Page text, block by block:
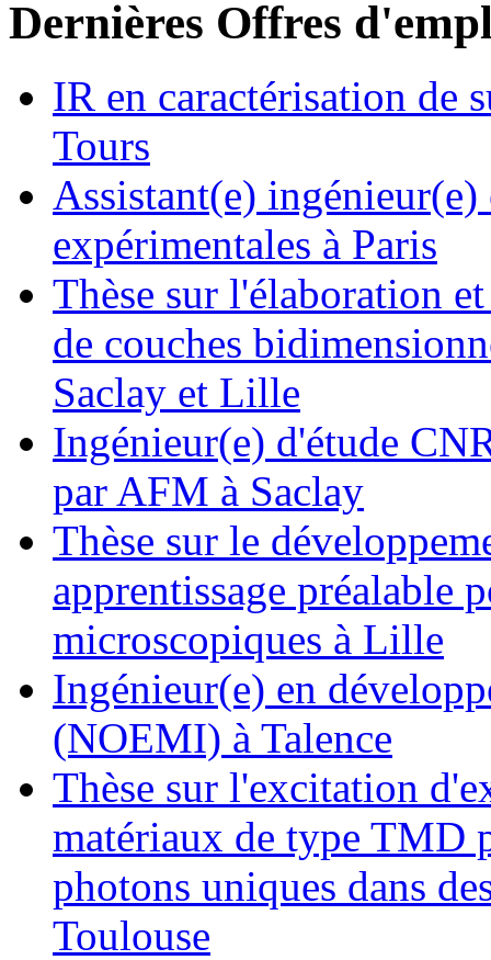
Dernières Offres
IR en caractérisation de
Tours
Assistant(e)
expérimentales à Paris
Thèse sur l'élaboration
de couches
Saclay et Lille
Ingénieur(e) d'étude
par AFM à Saclay
Thèse sur le
apprentissage préalable
microscopiques à Lille
Ingénieur(e) en
(NOEMI) à Talence
Thèse sur l'excitation
matériaux de type TMD
photons uniques dans
Toulouse